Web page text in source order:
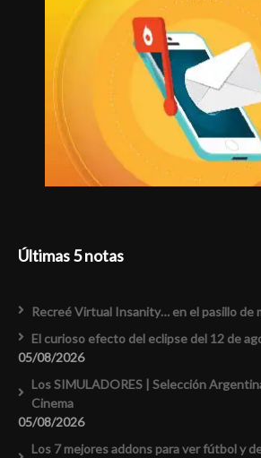
Últimas 5 notas
Recreé Virtual Insanity… en el pasillo de
El curioso efecto del eclipse del 12 de
05/08/2026
Los SIMULADORES | Selección
Cinema
05/08/2026
Los 7 mejores addons para ver fútbol y